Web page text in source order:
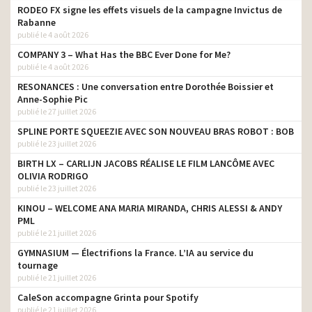
RODEO FX signe les effets visuels de la campagne Invictus de
Rabanne
publié le 4 août 2026
COMPANY 3 – What Has the BBC Ever Done for Me?
publié le 4 août 2026
RESONANCES : Une conversation entre Dorothée Boissier et
Anne-Sophie Pic
publié le 27 juillet 2026
SPLINE PORTE SQUEEZIE AVEC SON NOUVEAU BRAS ROBOT : BOB
publié le 23 juillet 2026
BIRTH LX – CARLIJN JACOBS RÉALISE LE FILM LANCÔME AVEC
OLIVIA RODRIGO
publié le 23 juillet 2026
KINOU – WELCOME ANA MARIA MIRANDA, CHRIS ALESSI & ANDY
PML
publié le 21 juillet 2026
GYMNASIUM — Électrifions la France. L’IA au service du
tournage
publié le 21 juillet 2026
CaleSon accompagne Grinta pour Spotify
publié le 21 juillet 2026